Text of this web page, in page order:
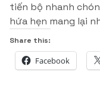
tiến bộ nhanh
hứa hẹn mang lại
Share this:
Facebook